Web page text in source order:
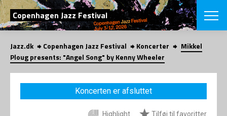
SØG
Copenhagen Jazz Festival
English
VÆLG
VINTERJAZZ
Jazz.dk Copenhagen Jazz Festival Koncerter
Mikkel
Ploug presents: "Angel Song" by Kenny Wheeler
Koncerten er afsluttet
Highlight Tilføj til favoritter